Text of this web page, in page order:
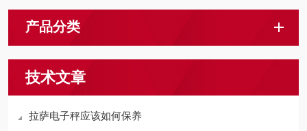
产品分类
技术文章
拉萨电子秤应该如何保养